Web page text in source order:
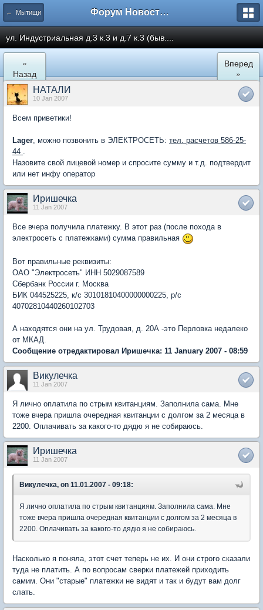
← Мытищи Форум Новостройки
ул. Индустриальная д.3 к.3 и д.7 к.3 (быв....
«
Назад
Вперед
»
НАТАЛИ
10 Jan 2007
Всем приветики!
Lager, можно позвонить в ЭЛЕКТРОСЕТЬ: тел. расчетов 586-25-
44 .
Назовите свой лицевой номер и спросите сумму и т.д. подтвердит
или нет инфу оператор
Иришечка
11 Jan 2007
Все вчера получила платежку. В этот раз (после похода в
электросеть с платежками) сумма правильная
Вот правильные реквизиты:
ОАО "Электросеть" ИНН 5029087589
Сбербанк России г. Москва
БИК 044525225, к/с 30101810400000000225, р/с
40702810440260102703
А находятся они на ул. Трудовая, д. 20А -это Перловка недалеко
от МКАД.
Сообщение отредактировал Иришечка: 11 January 2007 - 08:59
Викулечка
11 Jan 2007
Я лично оплатила по стрым квитанциям. Заполнила сама. Мне
тоже вчера пришла очередная квитанции с долгом за 2 месяца в
2200. Оплачивать за какого-то дядю я не собираюсь.
Иришечка
11 Jan 2007
Викулечка, on 11.01.2007 - 09:18:
Я лично оплатила по стрым квитанциям. Заполнила сама. Мне
тоже вчера пришла очередная квитанции с долгом за 2 месяца в
2200. Оплачивать за какого-то дядю я не собираюсь.
Насколько я поняла, этот счет теперь не их. И они строго сказали
туда не платить. А по вопросам сверки платежей приходить
самим. Они "старые" платежки не видят и так и будут вам долг
слать.